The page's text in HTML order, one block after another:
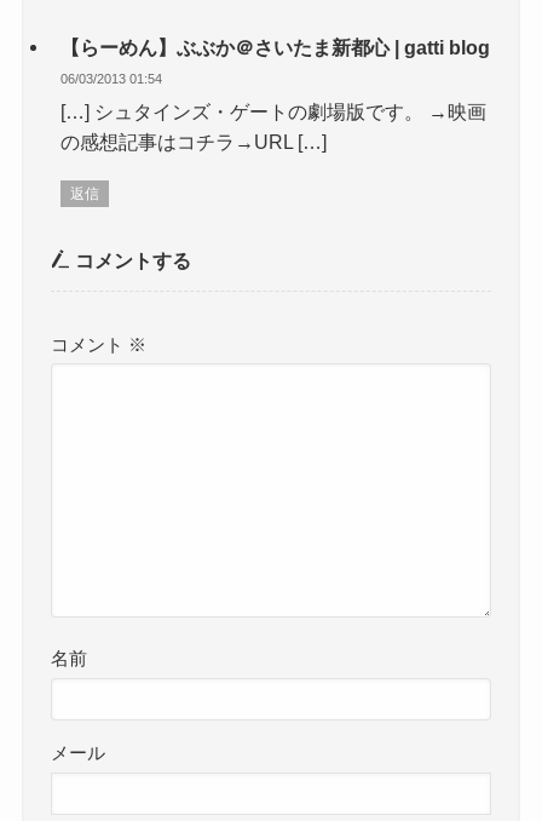
【らーめん】ぶぶか＠さいたま新都心 | gatti blog
06/03/2013 01:54
[…] シュタインズ・ゲートの劇場版です。 →映画
の感想記事はコチラ→URL […]
返信
コメントする
コメント ※
名前
メール